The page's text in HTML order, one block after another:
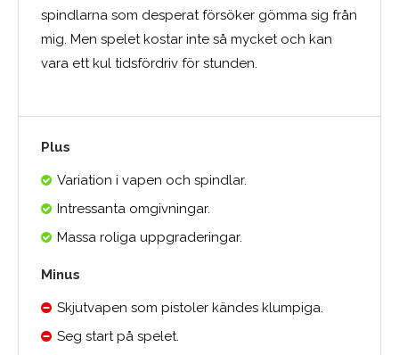
spindlarna som desperat försöker gömma sig från
mig. Men spelet kostar inte så mycket och kan
vara ett kul tidsfördriv för stunden.
Plus
Variation i vapen och spindlar.
Intressanta omgivningar.
Massa roliga uppgraderingar.
Minus
Skjutvapen som pistoler kändes klumpiga.
Seg start på spelet.